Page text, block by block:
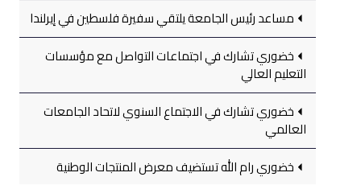
مساعد رئيس الجامعة يلتقي سفيرة فلسطين في إيرلندا
خضوري تشارك في اجتماعات التواصل مع مؤسسات
التعليم العالي
خضوري تشارك في الاجتماع السنوي لاتحاد الجامعات
العالمي
خضوري رام الله تستضيف معرض المنتجات الوطنية